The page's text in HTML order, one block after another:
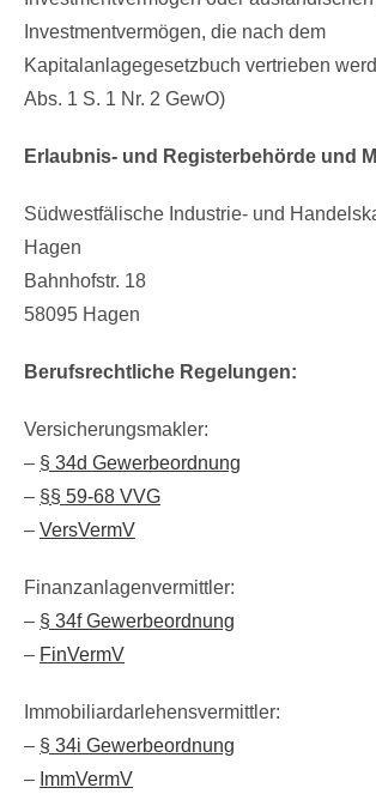
Investmentvermögen, die nach dem
Kapitalanlagegesetzbuch vertrieben
Abs. 1 S. 1 Nr. 2 GewO)
Erlaubnis- und Registerbehörde und
Südwestfälische Industrie- und
Hagen
Bahnhofstr. 18
58095 Hagen
Berufsrechtliche Regelungen:
Versicherungsmakler:
– § 34d Gewerbeordnung
– §§ 59-68 VVG
– VersVermV
Finanzanlagenvermittler:
– § 34f Gewerbeordnung
– FinVermV
Immobiliardarlehensvermittler:
– § 34i Gewerbeordnung
– ImmVermV